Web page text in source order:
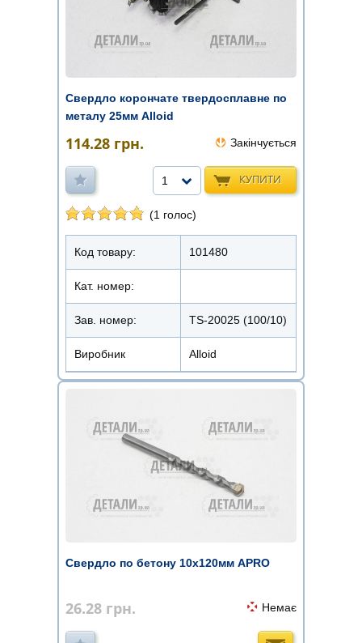
Свердло корончате твердосплавне по
металу 25мм Alloid
114.28 грн. Закінчується
КУПИТИ
1
(1 голос)
Код товару: 101480
Кат. номер:
Зав. номер: TS-20025 (100/10)
Виробник Alloid
Свердло по бетону 10х120мм APRO
26.28 грн. Немає